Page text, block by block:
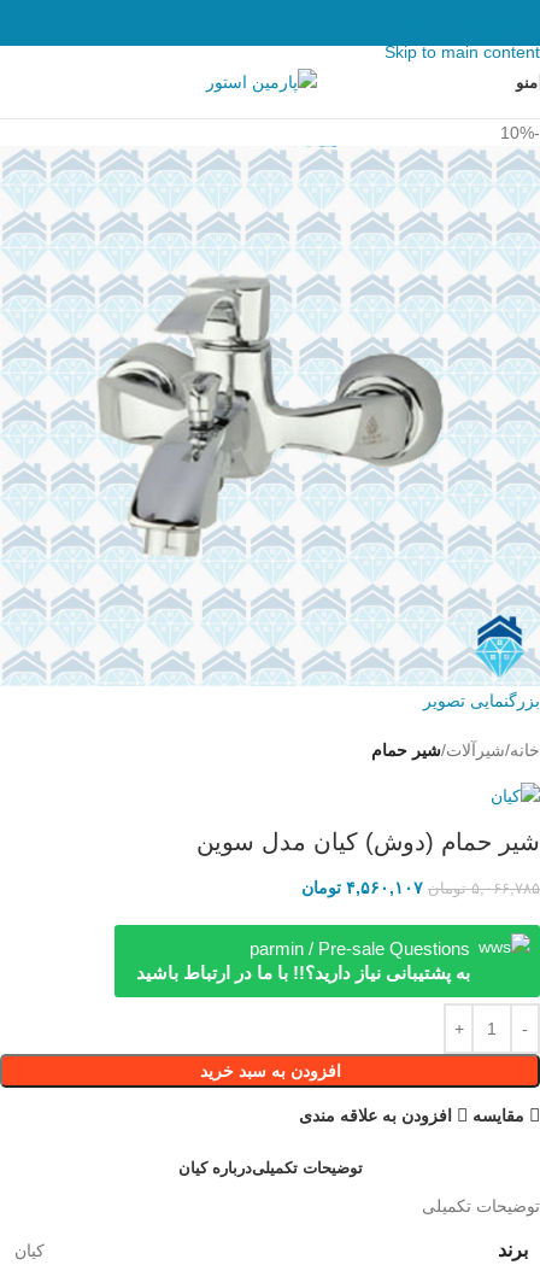
Skip to main content
منو
-10%
بزرگنمایی تصویر
خانه شیرآلات شیر حمام
شیر حمام (دوش) کیان مدل سوین
۵,۰۶۶,۷۸۵ تومان ۴,۵۶۰,۱۰۷ تومان
parmin / Pre-sale Questions
به پشتیبانی نیاز دارید؟!! با ما در ارتباط باشید
افزودن به سبد خرید
مقایسه افزودن به علاقه مندی
توضیحات تکمیلیدرباره کیان
توضیحات تکمیلی
برند کیان